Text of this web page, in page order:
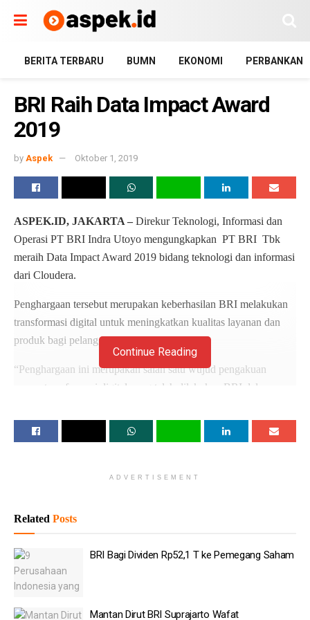
BERITA TERBARU BUMN EKONOMI PERBANKAN
BRI Raih Data Impact Award
2019
by Aspek Oktober 1, 2019
ASPEK.ID, JAKARTA – Direkur Teknologi, Informasi dan
Operasi PT BRI Indra Utoyo mengungkapkan PT BRI Tbk
meraih Data Impact Award 2019 bidang teknologi dan informasi
dari Cloudera.
Penghargaan tersebut merupakan keberhasilan BRI melakukan
transformasi digital untuk meningkatkan kualitas layanan dan
produk bagi pelanggan.
“Penghargaan ini merupakan salah satu wujud pengakuan
proses transformasi digital yang telah dilakukan BRI dalam
pelanggan dan masyarakat Indonesia,” katanya dalam
keterangan resminya, Jum’at (27/9/2019)
Prabowo: Pendapatan Danantara Naik 400 Persen
Pemerintah Dorong Waskita Karya Jadi Operator Tol
Setahun Beroperasi, Prabowo Sebut Pendapatan
Continue Reading
ADVERTISEMENT
Related Posts
BRI Bagi Dividen Rp52,1 T ke Pemegang Saham
Mantan Dirut BRI Suprajarto Wafat